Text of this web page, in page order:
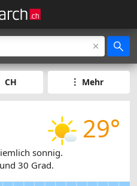
CH Mehr
29°
sonnig.
30 Grad.